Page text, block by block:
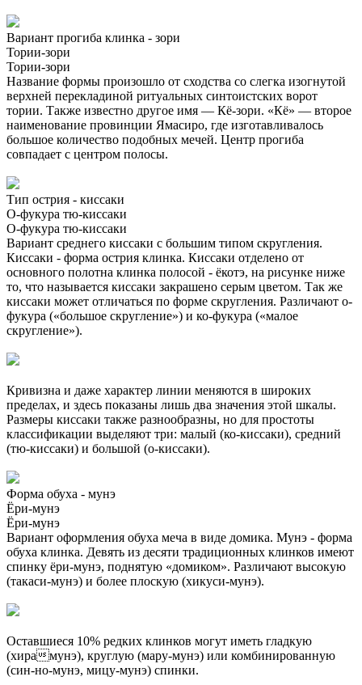
Вариант прогиба клинка - зори
Тории-зори
Тории-зори
Название формы произошло от сходства со слегка изогнутой
верхней перекладиной ритуальных синтоистских ворот
тории. Также известно другое имя — Кё-зори. «Кё» — второе
наименование провинции Ямасиро, где изготавливалось
большое количество подобных мечей. Центр прогиба
совпадает с центром полосы.
Тип острия - киссаки
О-фукура тю-киссаки
О-фукура тю-киссаки
Вариант среднего киссаки с большим типом скругления.
Киссаки - форма острия клинка. Киссаки отделено от
основного полотна клинка полосой - ёкотэ, на рисунке ниже
то, что называется киссаки закрашено серым цветом. Так же
киссаки может отличаться по форме скругления. Различают о-
фукура («большое скругление») и ко-фукура («малое
скругление»).
Кривизна и даже характер линии меняются в широких
пределах, и здесь показаны лишь два значения этой шкалы.
Размеры киссаки также разнообразны, но для простоты
классификации выделяют три: малый (ко-киссаки), средний
(тю-киссаки) и большой (о-киссаки).
Форма обуха - мунэ
Ёри-мунэ
Ёри-мунэ
Вариант оформления обуха меча в виде домика. Мунэ - форма
обуха клинка. Девять из десяти традиционных клинков имеют
спинку ёри-мунэ, поднятую «домиком». Различают высокую
(такаси-мунэ) и более плоскую (хикуси-мунэ).
Оставшиеся 10% редких клинков могут иметь гладкую
(хирамунэ), круглую (мару-мунэ) или комбинированную
(син-но-мунэ, мицу-мунэ) спинки.